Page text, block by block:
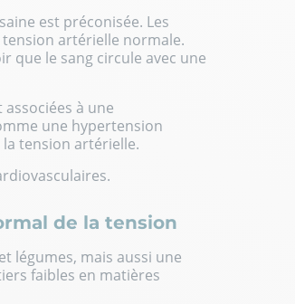
est préconisée. Les
artérielle normale.
que le sang circule avec une
à une
une hypertension
la tension artérielle.
de la tension
légumes, mais aussi une
faibles en matières